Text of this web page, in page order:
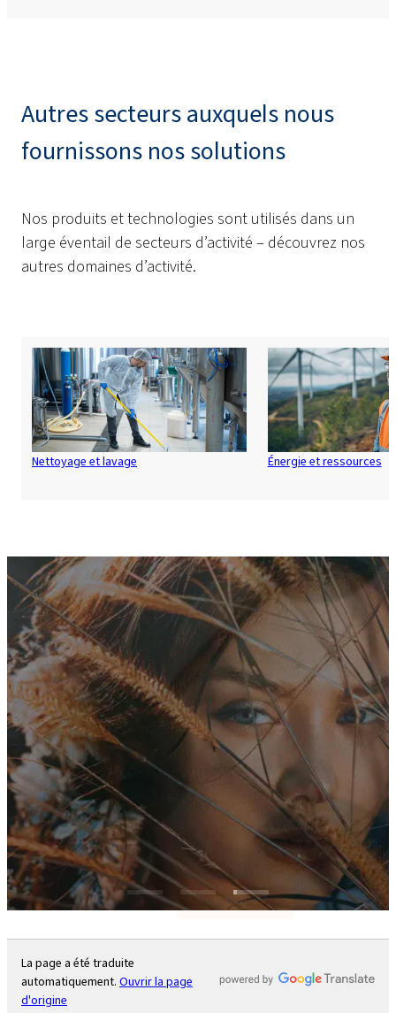
Autres secteurs auxquels nous
fournissons nos solutions
Nos produits et technologies sont utilisés dans un
large éventail de secteurs d’activité – découvrez nos
autres domaines d’activité.
Nettoyage et lavage Énergie et ressources
Nos projets
Académie chimique du groupe
PCC
Nous vous invitons au monde virtuel de la
chimie qui s’ouvre à vous sous la forme de
la Chemical Academy du groupe PCC ! Ici,
vous toucherez chaque particule en
explorant des sujets qui vous permettront
de compléter vos connaissances et
d’élargir vos horizons scientifiques !
Voir plus
La page a été traduite
automatiquement. Ouvrir la page
d'origine